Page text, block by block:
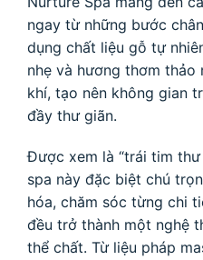
ngay từ những bước
dụng chất liệu gỗ tự
nhẹ và hương thơm
khí, tạo nên không gian
đầy thư giãn.
Được xem là “trái tim thư
spa này đặc biệt chú
hóa, chăm sóc từng chi
đều trở thành một nghệ
thể chất. Từ liệu pháp